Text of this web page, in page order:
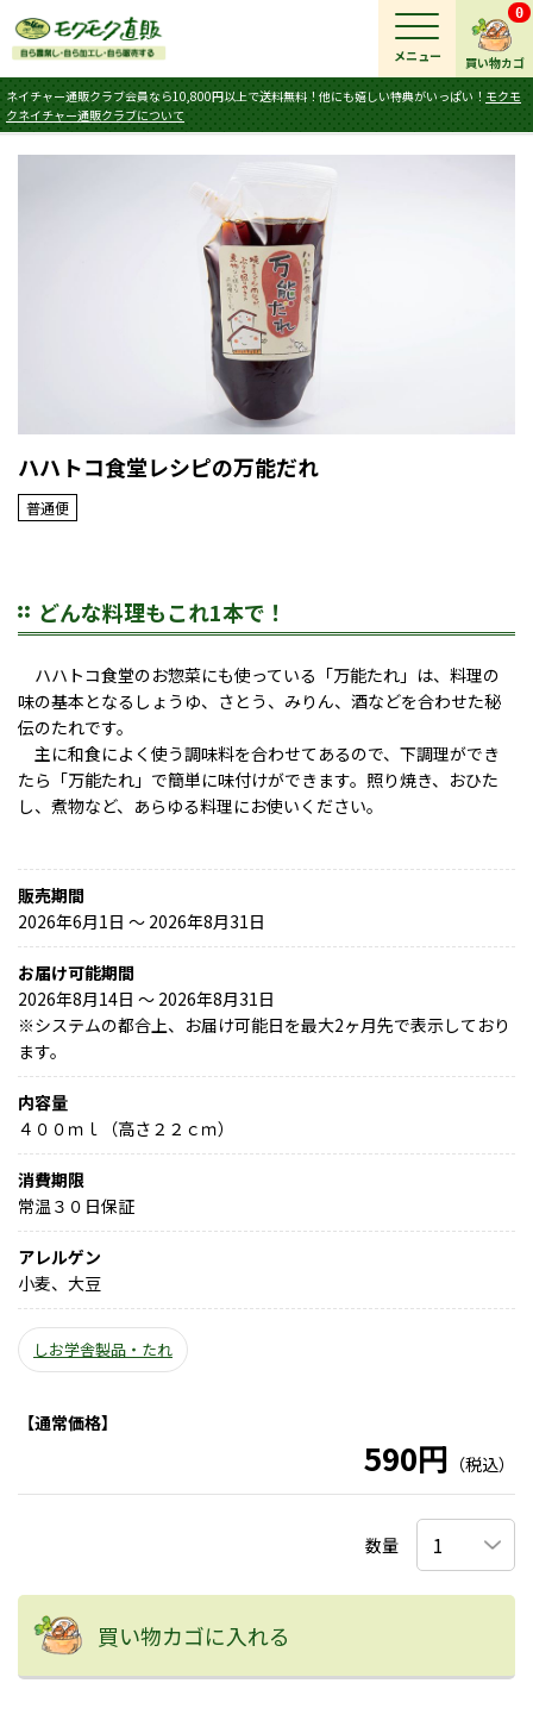
買い物カゴ
0
ネイチャー通販クラブ会員なら10,800円以上で送料無料！他にも嬉しい特典がいっぱい！ モクモ
クネイチャー通販クラブについて
メニュー
ハハトコ食堂レシピの万能だれ
普通便
どんな料理もこれ1本で！
ハハトコ食堂のお惣菜にも使っている「万能たれ」は、料理の
味の基本となるしょうゆ、さとう、みりん、酒などを合わせた秘
伝のたれです。
主に和食によく使う調味料を合わせてあるので、下調理ができ
たら「万能たれ」で簡単に味付けができます。照り焼き、おひた
し、煮物など、あらゆる料理にお使いください。
販売期間
2026年6月1日 〜 2026年8月31日
お届け可能期間
2026年8月14日 ～ 2026年8月31日
※システムの都合上、お届け可能日を最大2ヶ月先で表示しており
ます。
内容量
４００ｍｌ（高さ２２ｃｍ）
消費期限
常温３０日保証
アレルゲン
小麦、大豆
しお学舎製品・たれ
【通常価格】
590円 （税込）
数量
買い物カゴに入れる